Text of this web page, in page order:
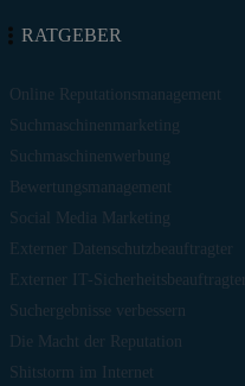
RATGEBER
Online Reputationsmanagement
Suchmaschinenmarketing
Suchmaschinenwerbung
Bewertungsmanagement
Social Media Marketing
Externer Datenschutzbeauftragter
Externer IT-Sicherheitsbeauftragter
Suchergebnisse verbessern
Die Macht der Reputation
Shitstorm im Internet